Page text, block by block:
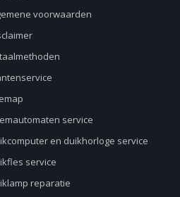
voorwaarden
service
en duikhorloge service
service
reparatie